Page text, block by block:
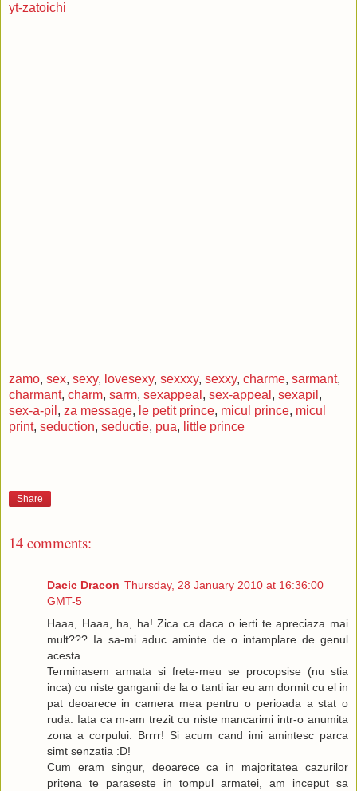
yt-zatoichi
zamo, sex, sexy, lovesexy, sexxxy, sexxy, charme, sarmant,
charmant, charm, sarm, sexappeal , sex-appeal , sexapil ,
sex-a-pil , za message, le petit prince, micul prince, micul
print, seduction, seductie, pua, little prince
Share
14 comments:
Dacic Dracon Thursday, 28 January 2010 at 16:36:00
GMT-5
Haaa, Haaa, ha, ha! Zica ca daca o ierti te apreciaza mai
mult??? Ia sa-mi aduc aminte de o intamplare de genul
acesta.
Terminasem armata si frete-meu se procopsise (nu stia
inca) cu niste ganganii de la o tanti iar eu am dormit cu el in
pat deoarece in camera mea pentru o perioada a stat o
ruda. Iata ca m-am trezit cu niste mancarimi intr-o anumita
zona a corpului. Brrrr! Si acum cand imi amintesc parca
simt senzatia :D!
Cum eram singur, deoarece ca in majoritatea cazurilor
pritena te paraseste in tompul armatei, am inceput sa